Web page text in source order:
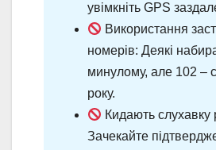
увімкніть GPS
Використання
номерів: Деякі
минулому, але 102 –
року.
Кидають слухавку
Зачекайте